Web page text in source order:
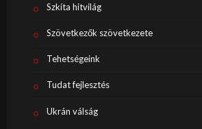
Szkíta hitvilág
Szövetkezők szövetkezete
Tehetségeink
Tudat fejlesztés
Ukrán válság